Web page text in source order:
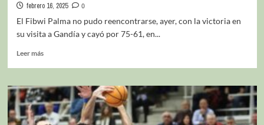
febrero 16, 2025
0
El Fibwi Palma no pudo reencontrarse, ayer, con la victoria en
su visita a Gandía y cayó por 75-61, en...
Leer más